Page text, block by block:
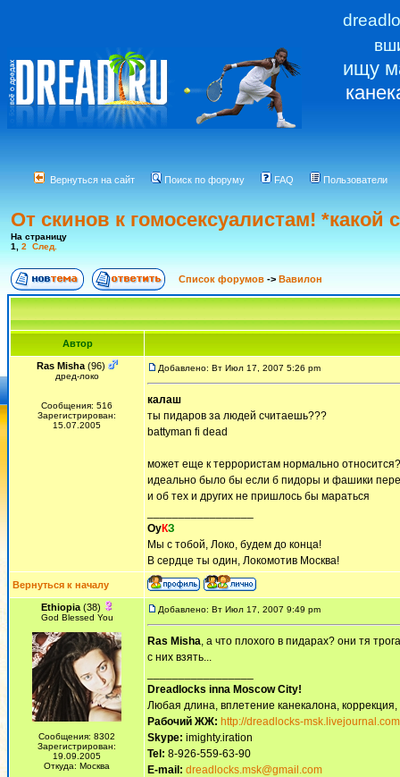
ищу
Вернуться на сайт Поиск по форуму FAQ Пользователи
От скинов к гомосексуалистам! *какой
На страницу
1
2 След.
Список форумов -> Вавилон
Автор
Ras Misha(96)
дред-локо
Сообщения: 516
Зарегистрирован:
15.07.2005
Добавлено: Вт Июл 17, 2007 5:26 pm
калаш
ты пидаров за людей считаешь???
battyman fi dead
может еще к террористам нормально
идеально было бы если б пидоры и фашики
и об тех и других не пришлось бы мараться
ОуКЗ
Мы с тобой, Локо, будем до конца!
В сердце ты один, Локомотив Москва!
Вернуться к началу
Ethiopia(38)
God Blessed You
Сообщения: 8302
Зарегистрирован:
19.09.2005
Откуда: Москва
Добавлено: Вт Июл 17, 2007 9:49 pm
Ras Misha, а что плохого в пидарах? они тя
с них взять...
Dreadlocks inna Moscow Сity!
Любая длина, вплетение канекалона,
Рабочий ЖЖ: http://dreadlocks-
Skype: imighty.iration
Tel: 8-926-559-63-90
E-mail: dreadlocks.msk@gmail.com